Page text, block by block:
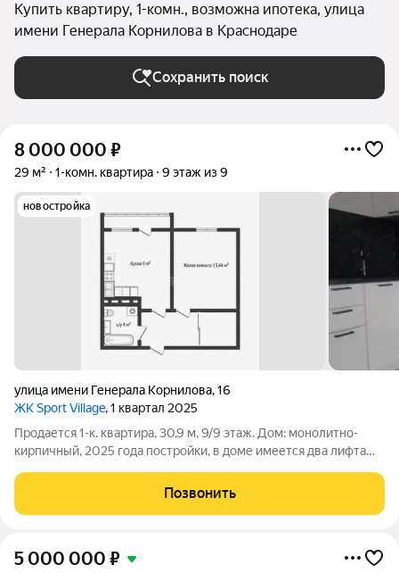
Купить квартиру, 1-комн., возможна ипотека, улица
имени Генерала Корнилова в Краснодаре
Сохранить поиск
8 000 000 ₽
29 м² 1-комн. квартира 9 этаж из 9
новостройка
улица имени Генерала Корнилова,16
ЖК Sport Village, 1 квартал 2025
Продается 1-к. квартира, 30,9 м, 9/9 этаж. Дом: монолитно-
кирпичный, 2025 года постройки, в доме имеется два лифта
Специальные замки не позволяют маленьким детям открывать
окна
Позвонить
5 000 000 ₽